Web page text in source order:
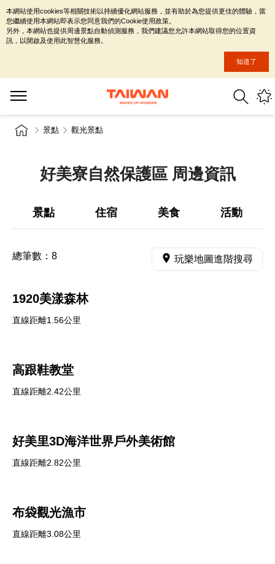
景點 觀光景點
好美寮自然保護區 周邊資訊
景點 住宿 美食 活動
總筆數： 8 玩樂地圖進階搜尋
1920美漾森林
直線距離1.56公里
高跟鞋教堂
直線距離2.42公里
好美里3D海洋世界戶外美術館
直線距離2.82公里
布袋觀光漁市
直線距離3.08公里
本網站使用cookies等相關技術以持續優化網站服務，並有助於為您提供更佳的體驗，當
您繼續使用本網站即表示您同意我們的Cookie使用政策。
另外，本網站也提供周邊景點自動偵測服務，我們建議您允許本網站取得您的位置資
訊，以開啟及使用此智慧化服務。
知道了